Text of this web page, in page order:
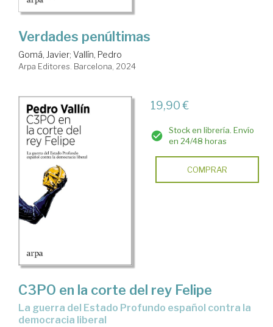
Verdades penúltimas
Gomá, Javier; Vallín, Pedro
Arpa Editores. Barcelona, 2024
19,90 €
Stock en librería. Envío
en 24/48 horas
COMPRAR
C3PO en la corte del rey Felipe
la guerra del Estado Profundo español contra la
democracia liberal